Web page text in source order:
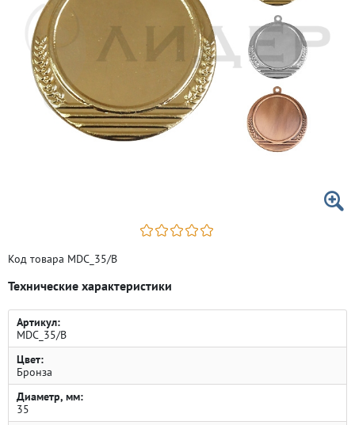
Код товара MDC_35/B
Технические характеристики
Артикул:
MDC_35/B
Цвет:
Бронза
Диаметр, мм:
35